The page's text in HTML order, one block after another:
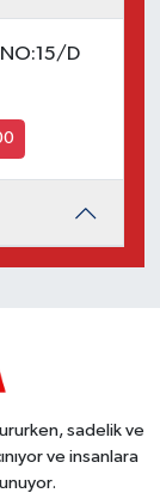
NO:15/D
sadelik ve
ve insanlara